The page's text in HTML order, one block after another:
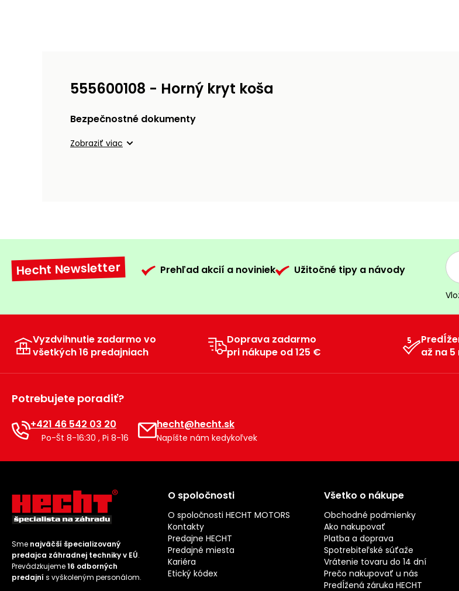
555600108 - Horný kryt koša
Bezpečnostné dokumenty
Zobraziť viac
Hecht Newsletter Prehľad akcií a noviniek Užitočné tipy a návody
Vyzdvihnutie zadarmo vo
všetkých 16 predajniach
Doprava zadarmo
pri nákupe od 125 €
až na
Potrebujete poradiť?
+421 46 542 03 20
Po-Št 8-16:30 , Pi 8-16
hecht@hecht.sk
Napíšte nám kedykoľvek
Sme najväčší špecializovaný
predajca záhradnej techniky v EÚ.
Prevádzkujeme16 odborných
predajní s vyškoleným personálom.
O spoločnosti
O spoločnosti HECHT MOTORS
Kontakty
Predajne HECHT
Predajné miesta
Kariéra
Etický kódex
Všetko o nákupe
Obchodné podmienky
Ako nakupovať
Platba a doprava
Spotrebiteľské súťaže
Vrátenie tovaru do 14 dní
Prečo nakupovať u nás
Predĺžená záruka HECHT